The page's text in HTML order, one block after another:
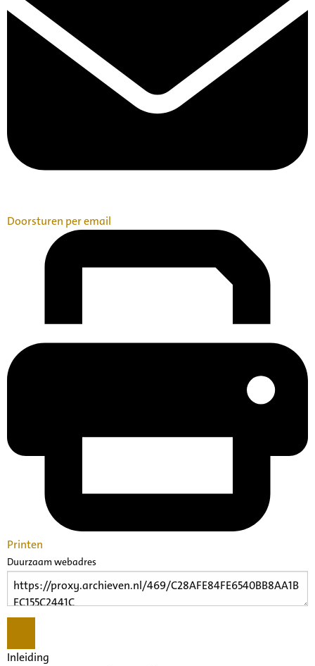
Doorsturen per email
Printen
Duurzaam webadres
Inleiding